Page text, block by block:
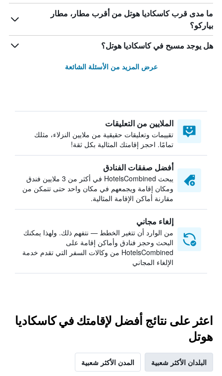
ما مدى قرب كاسكاديا هوتل من أقرب مطار، مطار
بياركو؟
هل يوجد مسبح في كاسكاديا هوتل؟
عرض المزيد من الأسئلة الشائعة
الملايين من التعليقات
تقييمات وتعليقات حقيقية من ملايين النزلاء، مثلك
تمامًا. احجز إقامتك المثالية بكل ثقة!
أفضل صفقات الفنادق
يبحث HotelsCombined في أكثر من 3 ملايين فندق
ومكان إقامة ويجمعهم في مكان واحد حتى تتمكن من
مقارنة أماكن الإقامة المثالية.
إلغاء مجاني
من الوارد أن تتغير الخطط — نتفهم ذلك. ولهذا يمكنك
البحث وحجز فنادق وأماكن إقامة على
HotelsCombined من وكالات السفر التي تقدم خدمة
الإلغاء المجاني
اعثر على نتائج أفضل لإقامتك في كاسكاديا
هوتل
البلدان الأكثر شعبية المدن الأكثر شعبية